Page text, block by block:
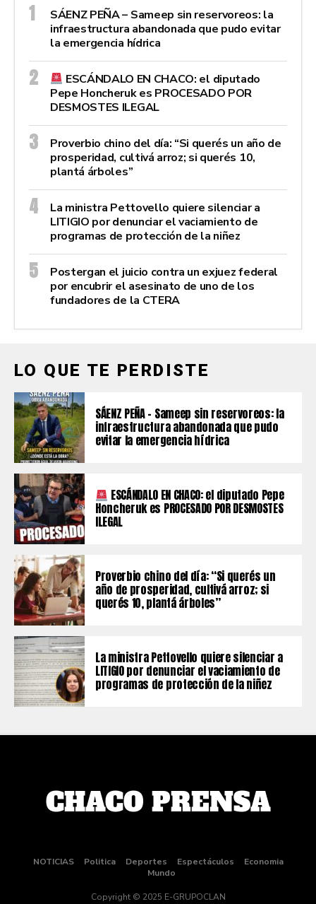
SÁENZ PEÑA – Sameep sin reservoreos: la
infraestructura abandonada que pudo evitar
la emergencia hídrica
ESCÁNDALO EN CHACO: el diputado
Pepe Honcheruk es PROCESADO POR
DESMOSTES ILEGAL
Proverbio chino del día: “Si querés un año de
prosperidad, cultivá arroz; si querés 10,
plantá árboles”
La ministra Pettovello quiere silenciar a
LITIGIO por denunciar el vaciamiento de
programas de protección de la niñez
Postergan el juicio contra un exjuez federal
por encubrir el asesinato de uno de los
fundadores de la CTERA
LO QUE TE PERDISTE
SÁENZ PEÑA – Sameep sin reservoreos: la
infraestructura abandonada que pudo
evitar la emergencia hídrica
ESCÁNDALO EN CHACO: el diputado Pepe
Honcheruk es PROCESADO POR DESMOSTES
ILEGAL
Proverbio chino del día: “Si querés un
año de prosperidad, cultivá arroz; si
querés 10, plantá árboles”
La ministra Pettovello quiere silenciar a
LITIGIO por denunciar el vaciamiento de
programas de protección de la niñez
NOTICIAS Politica Deportes Espectáculos
Economia
Mundo
Copyright © 2025 E-GRUPOCLAN